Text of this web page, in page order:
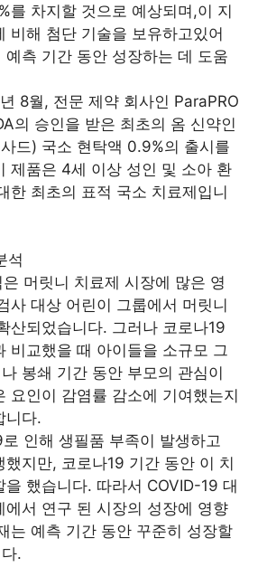
를 차지할 것으로 예상되며,이 지
비해 첨단 기술을 보유하고있어
예측 기간 동안 성장하는 데 도움
8월, 전문 제약 회사인 ParaPRO
의 승인을 받은 최초의 옴 신약인
드) 국소 현탁액 0.9%의 출시를
제품은 4세 이상 성인 및 소아 환
한 최초의 표적 국소 치료제입니
석
머릿니 치료제 시장에 많은 영
사 대상 어린이 그룹에서 머릿니
산되었습니다. 그러나 코로나19
비교했을 때 아이들을 소규모 그
봉쇄 기간 동안 부모의 관심이
요인이 감염률 감소에 기여했는지
니다.
인해 생필품 부족이 발생하고
했지만, 코로나19 기간 동안 이 치
을 했습니다. 따라서 COVID-19 대
에서 연구 된 시장의 성장에 영향
는 예측 기간 동안 꾸준히 성장할
.